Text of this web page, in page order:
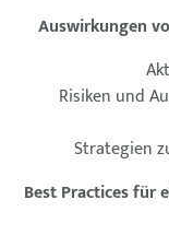
Auswirkungen
Risiken und
Strategien
Best Practices für